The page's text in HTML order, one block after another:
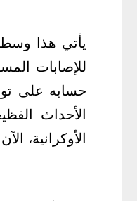
يأتي هذا وسط
للإصابات
حسابه على
الأحداث
الأوكرانية،